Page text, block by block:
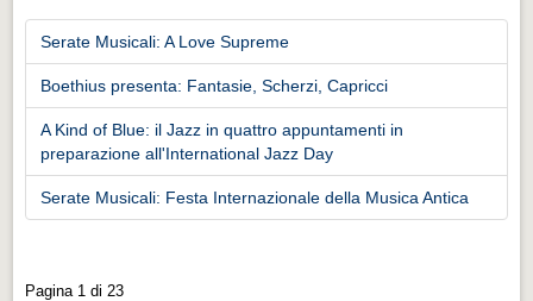
Serate Musicali: A Love Supreme
Boethius presenta: Fantasie, Scherzi, Capricci
A Kind of Blue: il Jazz in quattro appuntamenti in
preparazione all'International Jazz Day
Serate Musicali: Festa Internazionale della Musica Antica
Pagina 1 di 23